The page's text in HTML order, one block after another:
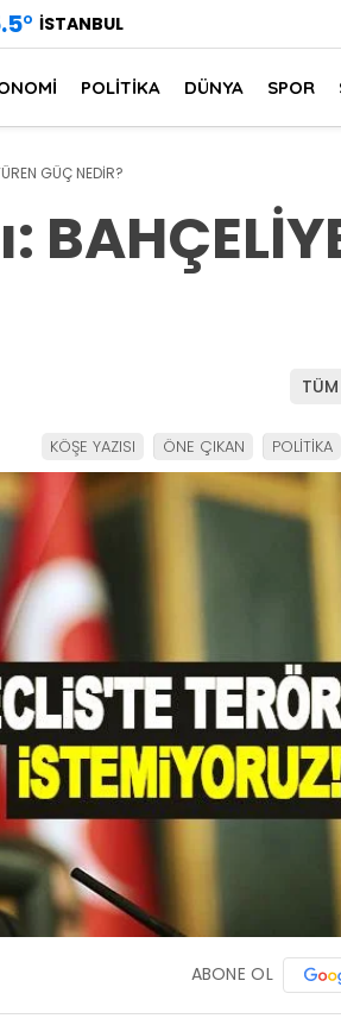
° İSTANBUL
POLİTİKA DÜNYA SPOR
GÜÇ NEDİR?
KÖŞE YAZISI ÖNE ÇIKAN POLİTİKA
ABONE OL